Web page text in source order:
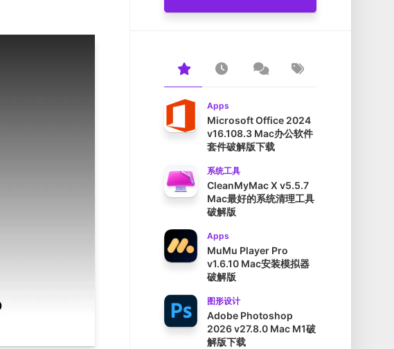
Apps
Microsoft Office 2024
v16.108.3 Mac办公软件
套件破解版下载
系统工具
CleanMyMac X v5.5.7
Mac最好的系统清理工具
破解版
Apps
MuMu Player Pro
v1.6.10 Mac安装模拟器
破解版
图形设计
Adobe Photoshop
2026 v27.8.0 Mac M1破
解版下载